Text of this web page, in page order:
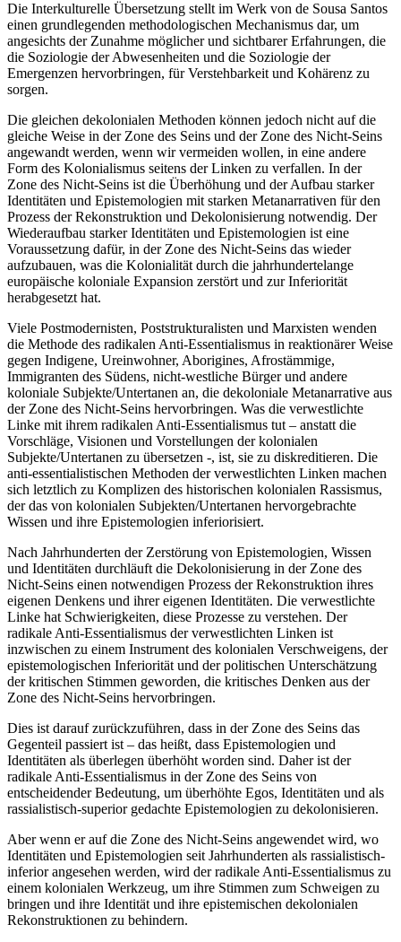
Die Interkulturelle Übersetzung stellt im Werk von de Sousa Santos
einen grundlegenden methodologischen Mechanismus dar, um
angesichts der Zunahme möglicher und sichtbarer Erfahrungen, die
die Soziologie der Abwesenheiten und die Soziologie der
Emergenzen hervorbringen, für Verstehbarkeit und Kohärenz zu
sorgen.
Die gleichen dekolonialen Methoden können jedoch nicht auf die
gleiche Weise in der Zone des Seins und der Zone des Nicht-Seins
angewandt werden, wenn wir vermeiden wollen, in eine andere
Form des Kolonialismus seitens der Linken zu verfallen. In der
Zone des Nicht-Seins ist die Überhöhung und der Aufbau starker
Identitäten und Epistemologien mit starken Metanarrativen für den
Prozess der Rekonstruktion und Dekolonisierung notwendig. Der
Wiederaufbau starker Identitäten und Epistemologien ist eine
Voraussetzung dafür, in der Zone des Nicht-Seins das wieder
aufzubauen, was die Kolonialität durch die jahrhundertelange
europäische koloniale Expansion zerstört und zur Inferiorität
herabgesetzt hat.
Viele Postmodernisten, Poststrukturalisten und Marxisten wenden
die Methode des radikalen Anti-Essentialismus in reaktionärer Weise
gegen Indigene, Ureinwohner, Aborigines, Afrostämmige,
Immigranten des Südens, nicht-westliche Bürger und andere
koloniale Subjekte/Untertanen an, die dekoloniale Metanarrative aus
der Zone des Nicht-Seins hervorbringen. Was die verwestlichte
Linke mit ihrem radikalen Anti-Essentialismus tut – anstatt die
Vorschläge, Visionen und Vorstellungen der kolonialen
Subjekte/Untertanen zu übersetzen -, ist, sie zu diskreditieren. Die
anti-essentialistischen Methoden der verwestlichten Linken machen
sich letztlich zu Komplizen des historischen kolonialen Rassismus,
der das von kolonialen Subjekten/​Untertanen hervorgebrachte
Wissen und ihre Epistemologien inferiorisiert.
Nach Jahrhunderten der Zerstörung von Epistemologien, Wissen
und Identitäten durchläuft die Dekolonisierung in der Zone des
Nicht-Seins einen notwendigen Prozess der Rekonstruktion ihres
eigenen Denkens und ihrer eigenen Identitäten. Die verwestlichte
Linke hat Schwierigkeiten, diese Prozesse zu verstehen. Der
radikale Anti-Essentialismus der verwestlichten Linken ist
inzwischen zu einem Instrument des kolonialen Verschweigens, der
epistemologischen Inferiorität und der politischen Unterschätzung
der kritischen Stimmen geworden, die kritisches Denken aus der
Zone des Nicht-Seins hervorbringen.
Dies ist darauf zurückzuführen, dass in der Zone des Seins das
Gegenteil passiert ist – das heißt, dass Epistemologien und
Identitäten als überlegen überhöht worden sind. Daher ist der
radikale Anti-Essentialismus in der Zone des Seins von
entscheidender Bedeutung, um überhöhte Egos, Identitäten und als
rassialistisch-superior gedachte Epistemologien zu dekolonisieren.
Aber wenn er auf die Zone des Nicht-Seins angewendet wird, wo
Identitäten und Epistemologien seit Jahrhunderten als rassialistisch-
inferior angesehen werden, wird der radikale Anti-Essentialismus zu
einem kolonialen Werkzeug, um ihre Stimmen zum Schweigen zu
bringen und ihre Identität und ihre epistemischen dekolonialen
Rekonstruktionen zu behindern.